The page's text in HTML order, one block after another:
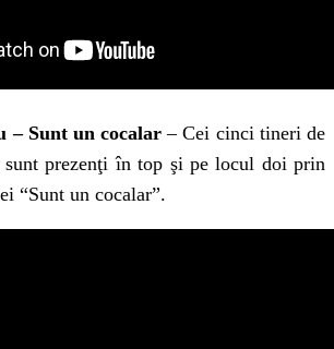
– Sunt un cocalar – Cei cinci tineri de
sunt prezenţi în top şi pe locul doi prin
“Sunt un cocalar”.